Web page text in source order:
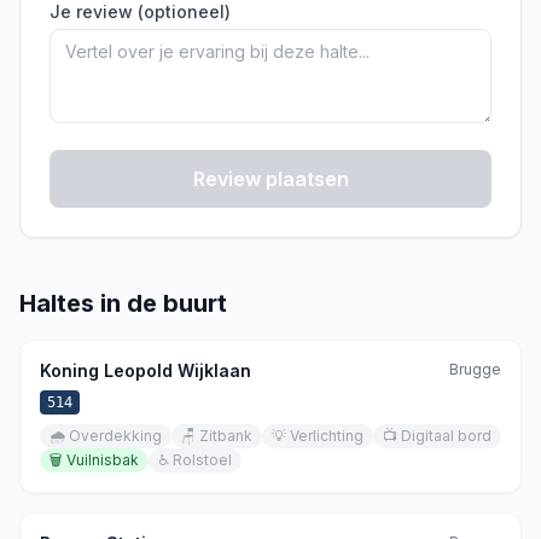
Je review (optioneel)
Review plaatsen
Haltes in de buurt
Koning Leopold Wijklaan Brugge
514
🌧️ Overdekking 🪑 Zitbank 💡 Verlichting 📺 Digitaal bord
🗑️ Vuilnisbak ♿ Rolstoel